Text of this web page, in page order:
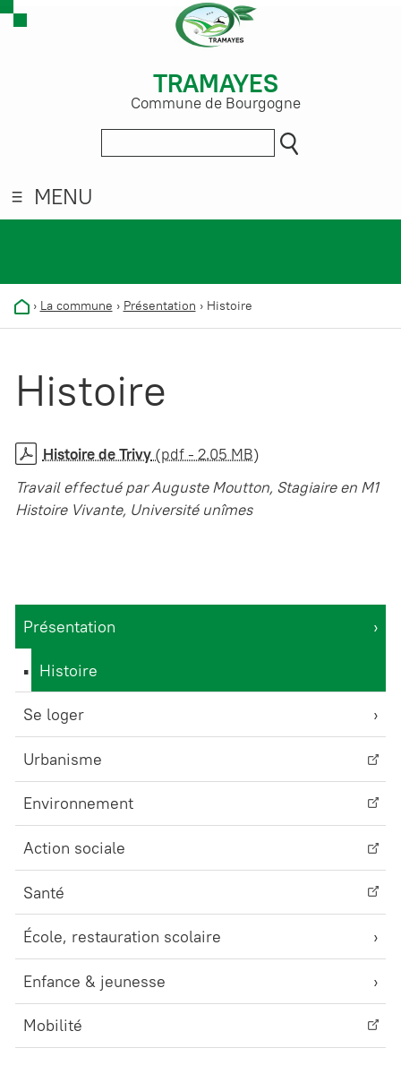
TRAMAYES
Commune de Bourgogne
MENU
› La commune › Présentation › Histoire
Présentation
Histoire
Se loger
Urbanisme
Environnement
Action sociale
Santé
École, restauration scolaire
Enfance & jeunesse
Mobilité
Histoire
Histoire de Trivy(pdf - 2.05 MB)
Travail effectué par Auguste Moutton, Stagiaire en M1
Histoire Vivante, Université unîmes